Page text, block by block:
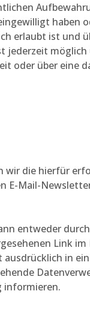
haben
erlaubt ist und
jederzeit
oder über eine
wir die hierfür
E-Mail-
entweder
Link
ausdrücklich in
informieren.